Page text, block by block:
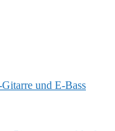
und E‑Bass